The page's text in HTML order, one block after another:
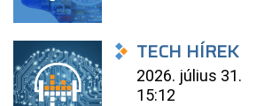
TECH HÍREK
2026. július 31.
15:12